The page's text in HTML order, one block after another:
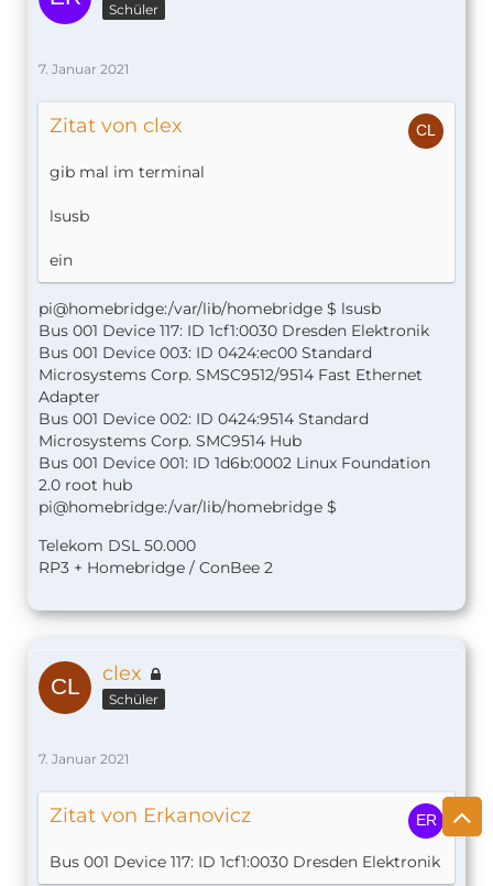
Schüler
7. Januar 2021
Zitat von clex
gib mal im terminal
lsusb
ein
pi@homebridge:/var/lib/homebridge $ lsusb
Bus 001 Device 117: ID 1cf1:0030 Dresden Elektronik
Bus 001 Device 003: ID 0424:ec00 Standard
Microsystems Corp. SMSC9512/9514 Fast Ethernet
Adapter
Bus 001 Device 002: ID 0424:9514 Standard
Microsystems Corp. SMC9514 Hub
Bus 001 Device 001: ID 1d6b:0002 Linux Foundation
2.0 root hub
pi@homebridge:/var/lib/homebridge $
Telekom DSL 50.000
RP3 + Homebridge / ConBee 2
clex
Schüler
7. Januar 2021
Zitat von Erkanovicz
Bus 001 Device 117: ID 1cf1:0030 Dresden Elektronik